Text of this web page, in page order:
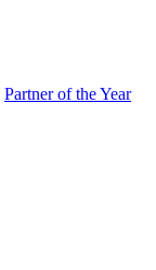
Partner of the Year